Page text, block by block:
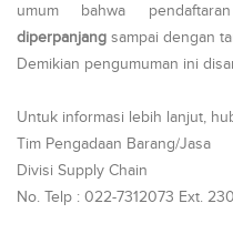
umum bahwa
diperpanjang sampai dengan
Demikian pengumuman ini
Untuk informasi lebih lanjut,
Tim Pengadaan Barang/Jasa
Divisi Supply Chain
No. Telp : 022-7312073 Ext.